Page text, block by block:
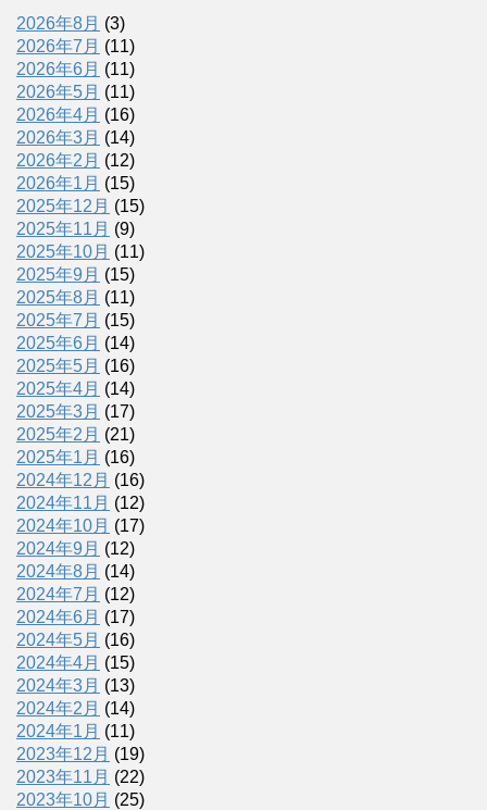
2026年8月 (3)
2026年7月 (11)
2026年6月 (11)
2026年5月 (11)
2026年4月 (16)
2026年3月 (14)
2026年2月 (12)
2026年1月 (15)
2025年12月 (15)
2025年11月 (9)
2025年10月 (11)
2025年9月 (15)
2025年8月 (11)
2025年7月 (15)
2025年6月 (14)
2025年5月 (16)
2025年4月 (14)
2025年3月 (17)
2025年2月 (21)
2025年1月 (16)
2024年12月 (16)
2024年11月 (12)
2024年10月 (17)
2024年9月 (12)
2024年8月 (14)
2024年7月 (12)
2024年6月 (17)
2024年5月 (16)
2024年4月 (15)
2024年3月 (13)
2024年2月 (14)
2024年1月 (11)
2023年12月 (19)
2023年11月 (22)
2023年10月 (25)